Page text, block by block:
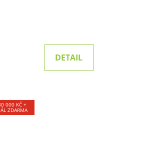
DETAIL
000 KČ +
ZDARMA